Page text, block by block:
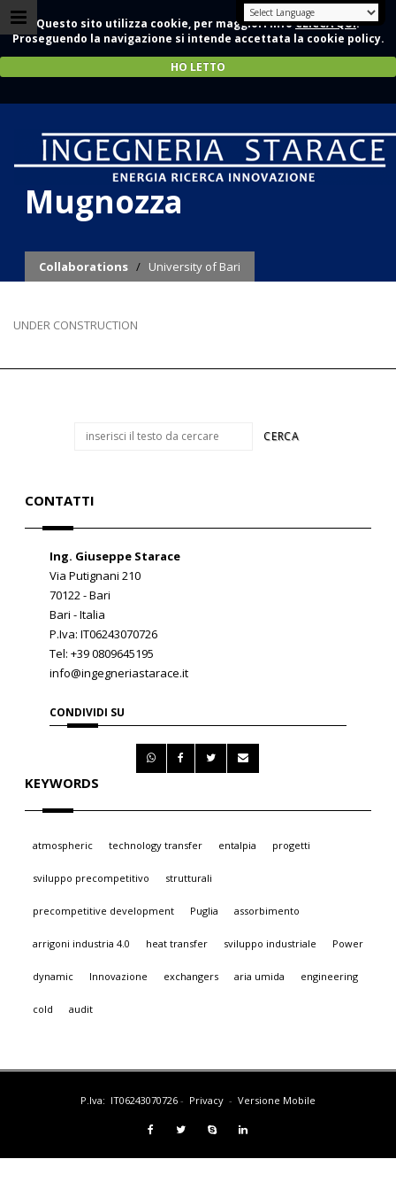
Questo sito utilizza cookie, per maggiori infoCLICCA QUI.
Proseguendo la navigazione si intende accettata la cookie policy.
HO LETTO
Prof. G. Scarascia
Mugnozza
Collaborations / University of Bari
UNDER CONSTRUCTION
CONTATTI
Ing. Giuseppe Starace
Via Putignani 210
70122 - Bari
Bari - Italia
P.Iva: IT06243070726
Tel: +39 0809645195
info@ingegneriastarace.it
CONDIVIDI SU
KEYWORDS
atmospheric technology transfer entalpia progetti
sviluppo precompetitivo strutturali
precompetitive development Puglia assorbimento
arrigoni industria 4.0 heat transfer sviluppo industriale Power
dynamic Innovazione exchangers aria umida engineering
cold audit
P.Iva: IT06243070726 - Privacy - Versione Mobile